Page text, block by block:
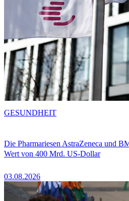
Die Pharmariesen AstraZeneca und
Wert von 400 Mrd. US-Dollar
03.08.2026
GESUNDHEIT